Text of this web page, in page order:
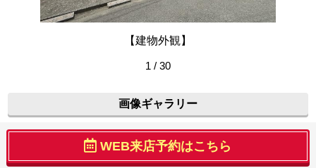
【建物外観】
1 / 30
画像ギャラリー
WEB来店予約はこちら